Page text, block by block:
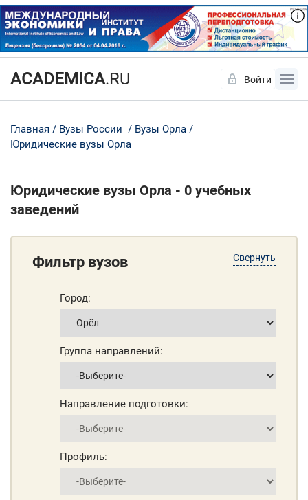
ACADEMICA.RU Войти
Главная Вузы России
Вузы Орла
Юридические вузы Орла
Юридические вузы Орла - 0 учебных
заведений
Свернуть
Фильтр вузов
Город:
Группа направлений:
Направление подготовки:
Профиль:
Да Нет